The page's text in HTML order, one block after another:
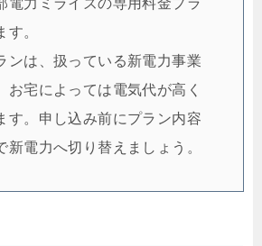
電力ミライズの専用料金プラ
す。
ンは、扱っている新電力事業
お宅によっては電気代が高く
す。申し込み前にプラン内容
新電力へ切り替えましょう。